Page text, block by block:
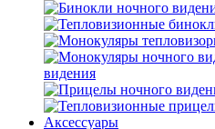
видения
Аксессуары